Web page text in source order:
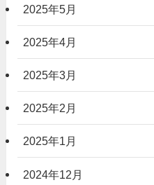
2025年5月
2025年4月
2025年3月
2025年2月
2025年1月
2024年12月